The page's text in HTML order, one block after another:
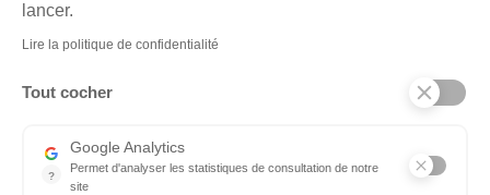
La conception d'identité visuelle est une des spécialités de
nos graphistes. Ils aiment relever ces défis créatifs.
lancer.
Lire la politique de confidentialité
Tout cocher
?
Google Analytics
Permet d'analyser les statistiques de consultation de notre
site